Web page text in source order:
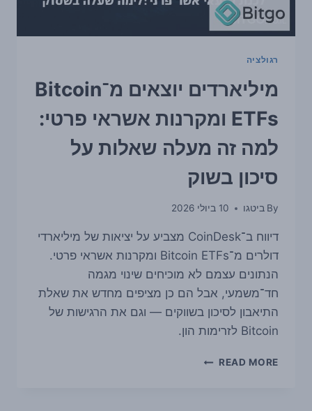
רגולציה
מיליארדים יוצאים מ־Bitcoin
ETFs ומקרנות אשראי פרטי:
למה זה מעלה שאלות על
סיכון בשוק
By ביטגו 10 ביולי 2026
דיווח ב־CoinDesk מצביע על יציאות של מיליארדי
דולרים מ־Bitcoin ETFs ומקרנות אשראי פרטי.
הנתונים עצמם לא מוכיחים שינוי מגמה
חד־משמעי, אבל הם כן מציפים מחדש את שאלת
התיאבון לסיכון בשווקים — וגם את הרגישות של
Bitcoin לזרימות הון.
READ MORE מיליארדים